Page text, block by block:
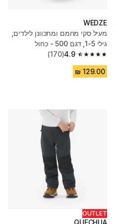
WEDZE
מעיל סקי מחמם ומתכוונן לילדים,
גילי 1-5, דגם 500 - כחול
4.9
4.9 out of 5 stars from 170 reviews
(170)
OUTLET
QUECHUA